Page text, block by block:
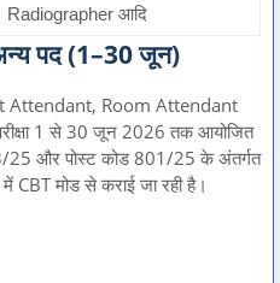
Radiographer आदि
पद (1–30 जून)
Attendant, Room Attendant
1 से 30 जून 2026 तक आयोजित
03/25 और पोस्ट कोड 801/25 के अंतर्गत
में CBT मोड से कराई जा रही है।